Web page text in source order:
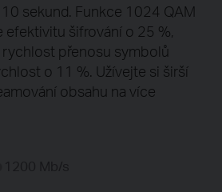
sekund. Funkce 1024 QAM
efektivitu šifrování o 25 %,
přenosu symbolů
o 11 %. Užívejte si širší
obsahu na více